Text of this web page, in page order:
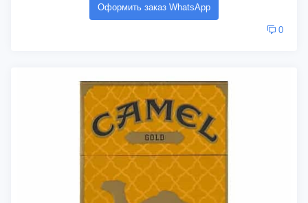
Оформить заказ WhatsApp
0